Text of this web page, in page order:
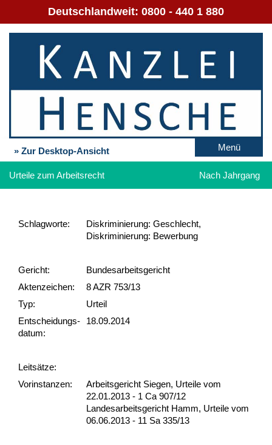
Deutschlandweit: 0800 - 440 1 880
» Zur Desktop-Ansicht Menü
Urteile zum Arbeitsrecht Nach Jahrgang
Schlag­worte:
Diskriminierung: Geschlecht,
Diskriminierung: Bewerbung
Gericht:
Bundesarbeitsgericht
Akten­zeichen:
8 AZR 753/13
Typ:
Urteil
Ent­scheid­ungs­
datum:
18.09.2014
Leit­sätze:
Vor­ins­tan­zen:
Arbeitsgericht Siegen, Urteile vom
22.01.2013 - 1 Ca 907/12
Landesarbeitsgericht Hamm, Urteile vom
06.06.2013 - 11 Sa 335/13